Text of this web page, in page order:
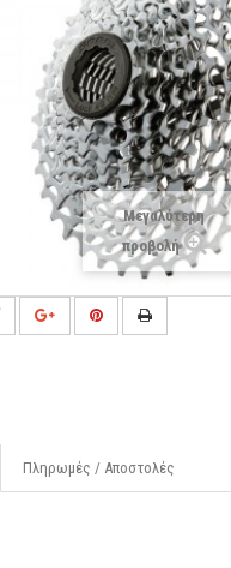
Μεγαλύτερη
προβολή
Πληρωμές / Αποστολές